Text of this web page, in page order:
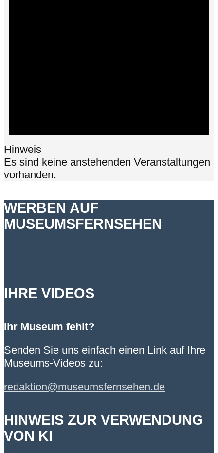
Hinweis
Es sind keine anstehenden Veranstaltungen
vorhanden.
WERBEN AUF
MUSEUMSFERNSEHEN
IHRE VIDEOS
Ihr Museum fehlt?
Senden Sie uns einfach einen Link auf Ihre
Museums-Videos zu:
redaktion@museumsfernsehen.de
HINWEIS ZUR VERWENDUNG
VON KI